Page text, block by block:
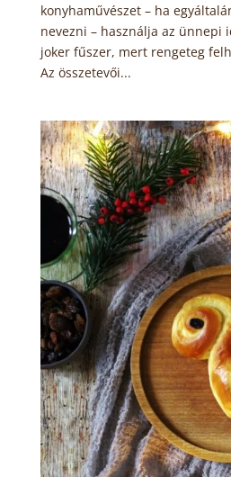
konyhaművészet – ha
nevezni – használja az ünnepi
joker fűszer, mert rengeteg
Az összetevői...